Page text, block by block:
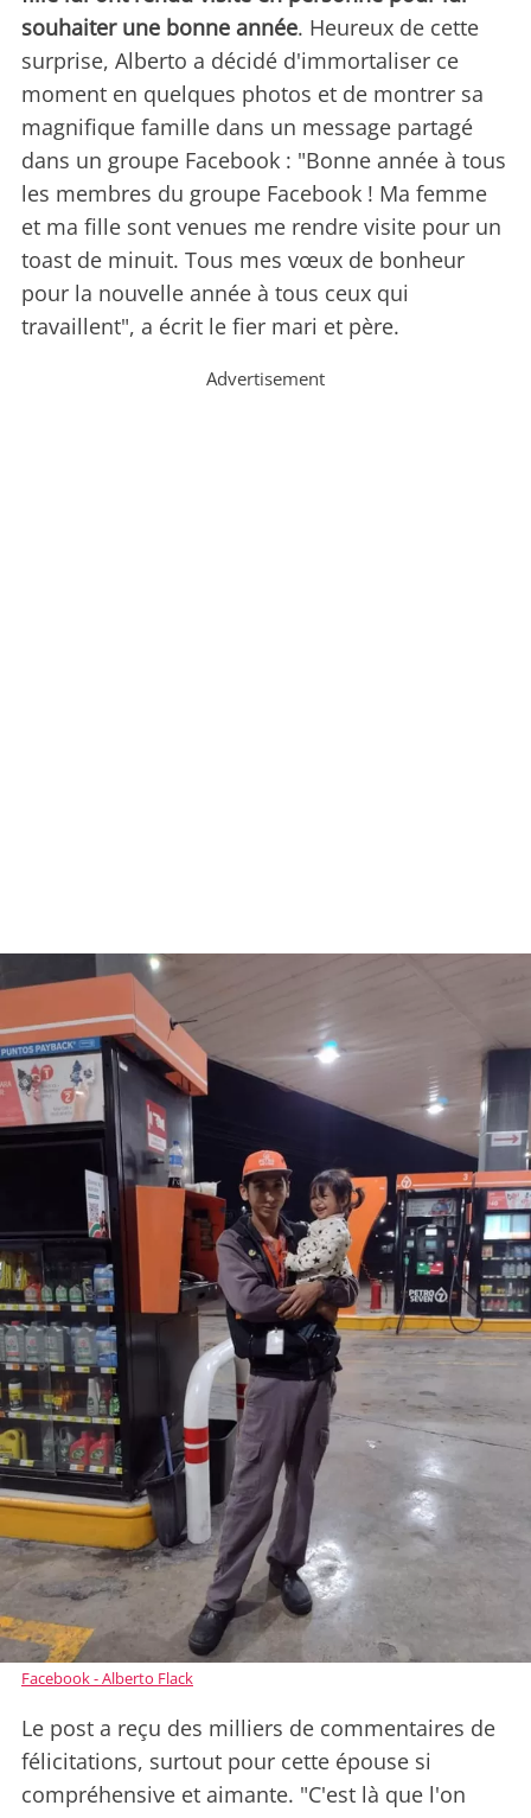
souhaiter une bonne année. Heureux de cette
surprise, Alberto a décidé d'immortaliser ce
moment en quelques photos et de montrer sa
magnifique famille dans un message partagé
dans un groupe Facebook : "Bonne année à tous
les membres du groupe Facebook ! Ma femme
et ma fille sont venues me rendre visite pour un
toast de minuit. Tous mes vœux de bonheur
pour la nouvelle année à tous ceux qui
travaillent", a écrit le fier mari et père.
Advertisement
Facebook - Alberto Flack
Le post a reçu des milliers de commentaires de
félicitations, surtout pour cette épouse si
compréhensive et aimante. "C'est là que l'on